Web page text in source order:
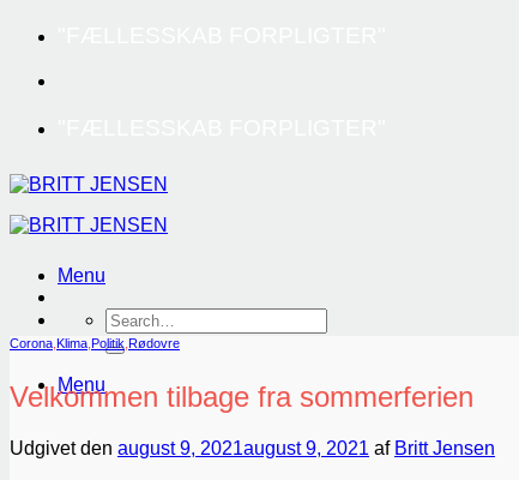
Fortsæt
indhold
Menu
Menu
Corona Klima Politik Rødovre
Velkommen tilbage fra sommerferien
Udgivet den august 9, 2021august 9, 2021 af Britt Jensen